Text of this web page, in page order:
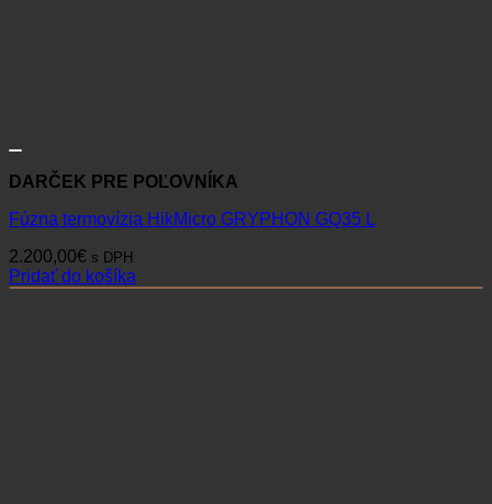
DARČEK PRE POĽOVNÍKA
Fúzna termovízia HikMicro GRYPHON GQ35 L
2.200,00€ s DPH
Pridať do košíka